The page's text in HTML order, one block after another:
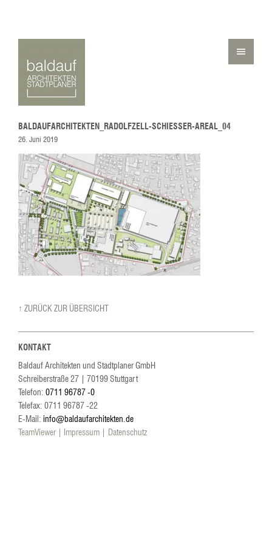
BALDAUFARCHITEKTEN_RADOLFZELL-SCHIESSER-AREAL_04
26. Juni 2019
↑ ZURÜCK ZUR ÜBERSICHT
KONTAKT
Baldauf Architekten und Stadtplaner GmbH
Schreiberstraße 27| 70199Stuttgart
Telefon: 0711 96787 -0
Telefax: 0711 96787 -22
E-Mail: info@baldaufarchitekten.de
TeamViewer
Impressum Datenschutz